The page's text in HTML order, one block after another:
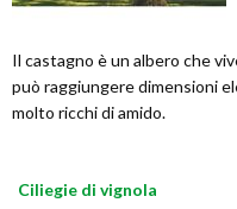
Il castagno è un albero che
può raggiungere dimensioni
molto ricchi di amido.
Ciliegie di vignola